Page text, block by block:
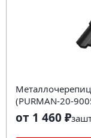
(PURMAN-20-
от 1 460 ₽за